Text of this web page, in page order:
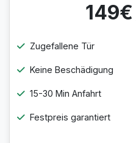
149€
Zugefallene Tür
Keine Beschädigung
15-30 Min Anfahrt
Festpreis garantiert